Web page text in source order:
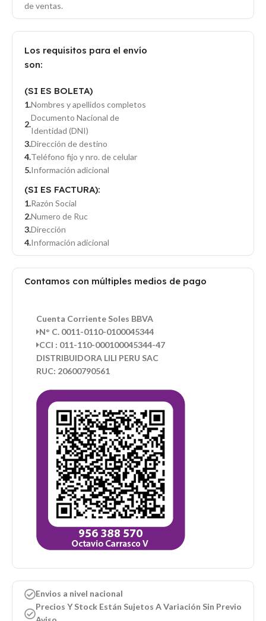
de ventas.
Los requisitos para el envío
son:
(SI ES BOLETA)
Nombres y apellidos completos
Documento Nacional de
Identidad (DNI)
Dirección de destino
Teléfono fijo y nro. de celular
Información adicional
(SI ES FACTURA):
Razón Social
Numero de Ruc
Dirección
Información adicional
Contamos con múltiples medios de pago
Cuenta Corriente Soles BBVA
N° C. 0011-0110-0100045344
CCI : 011-110-000100045344-47
DISTRIBUIDORA LILI PERU SAC
RUC: 20600790561
Envios a nivel nacional
Precios Y Stock Están Sujetos A Variación Sin Previo